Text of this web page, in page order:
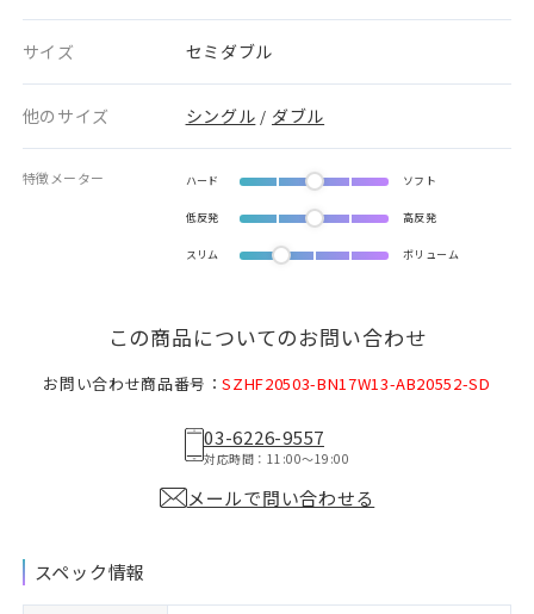
サイズ セミダブル
他のサイズ シングル / ダブル
特徴メーター ハード ソフト
低反発 高反発
スリム ボリューム
この商品についてのお問い合わせ
お問い合わせ商品番号：SZHF20503-BN17W13-AB20552-SD
03-6226-9557
対応時間：11:00〜19:00
メールで問い合わせる
スペック情報